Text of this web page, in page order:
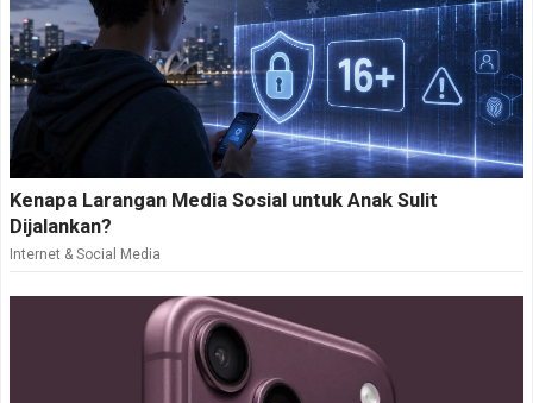
Kenapa Larangan Media Sosial untuk Anak Sulit
Dijalankan?
Internet & Social Media